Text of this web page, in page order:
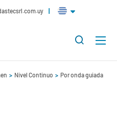
Nivel Continuo Por onda guiada